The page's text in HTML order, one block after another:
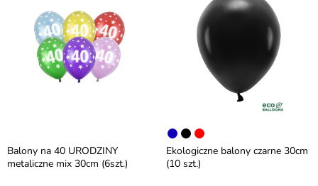
Balony na 40 URODZINY
metaliczne mix 30cm (6szt.)
Ekologiczne balony czarne 30cm
(10 szt.)